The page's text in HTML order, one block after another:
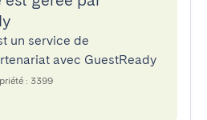
un service de
avec GuestReady
: 3399